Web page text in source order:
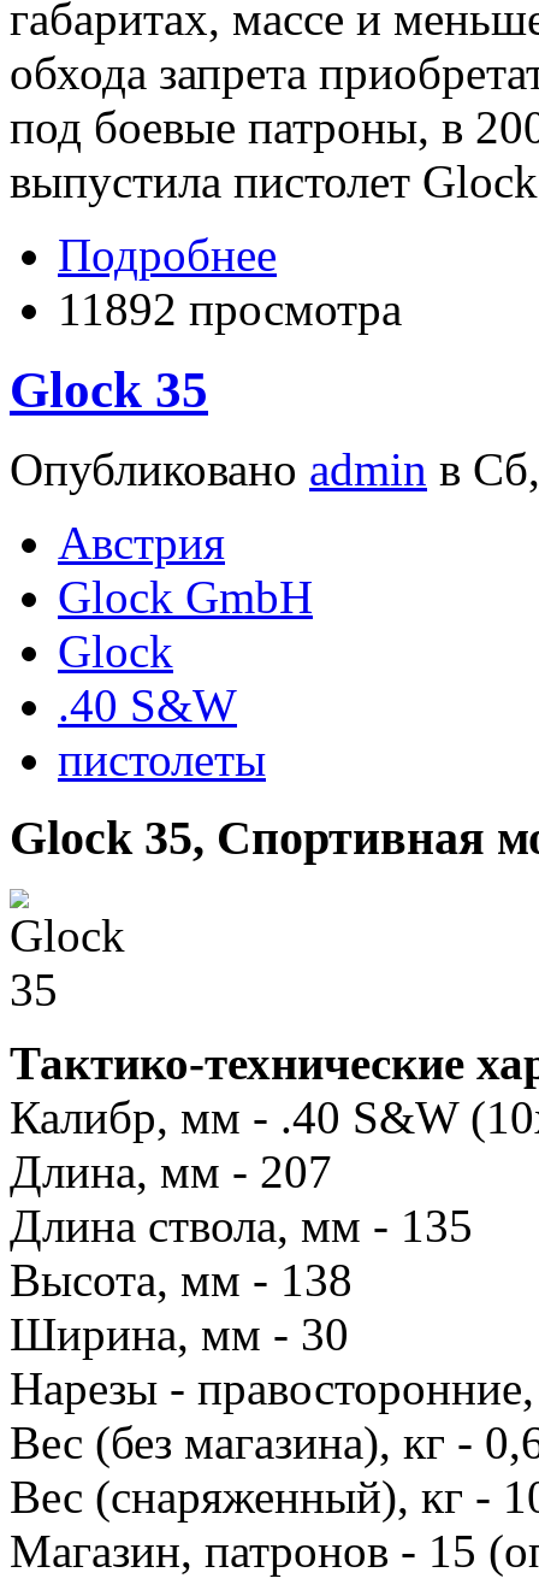
габаритах, массе и
обхода запрета
под боевые патроны, в
выпустила пистолет
Подробнее
11892 просмотра
Glock 35
Опубликовано admin в
Австрия
Glock GmbH
Glock
.40 S&W
пистолеты
Glock 35, Спортивная
Тактико-технические
Калибр, мм - .40 S&W
Длина, мм - 207
Длина ствола, мм - 135
Высота, мм - 138
Ширина, мм - 30
Нарезы -
Вес (без магазина), кг -
Вес (снаряженный), кг -
Магазин, патронов - 15